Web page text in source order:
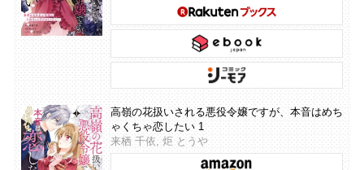
高嶺の花扱いされる悪役令嬢ですが、本音はめち
ゃくちゃ恋したい 1
来栖 千依, 炬 とうや